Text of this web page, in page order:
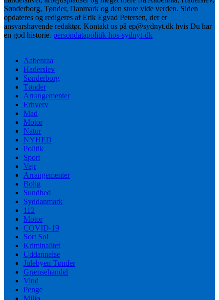
Sønderborg, Tønder, Danmark og den store vide verden. Siden
opdateres og redigeres af Erik Egvad Petersen, der er
ansvarshavende redaktør. Kontakt os på ep@sydnyt.dk hvis Du har
en god historie. persondatapolitik-hos-sydnyt-dk
Aabenraa
Haderslev
Sønderborg
Tønder
Arrangementer
Erhverv
Mad
Motor
Natur
NYHED
Politik
Sport
Vejr
Arrangementer
Bolig
Sundhed
Syddanmark
112
Motor
COVID-19
Sort Sol
Kriminalitet
Uddannelse
Julebyen Tønder
Grænsehandel
Vind
Penge
Miljø